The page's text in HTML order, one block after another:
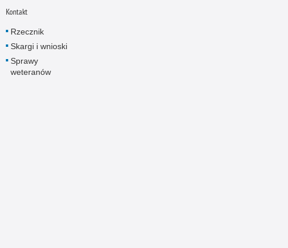
Pedofilia, pornografia dziecięca
Piractwo przemysłowe
Kontakt
Rzecznik
Skargi i wnioski
Sprawy
weteranów